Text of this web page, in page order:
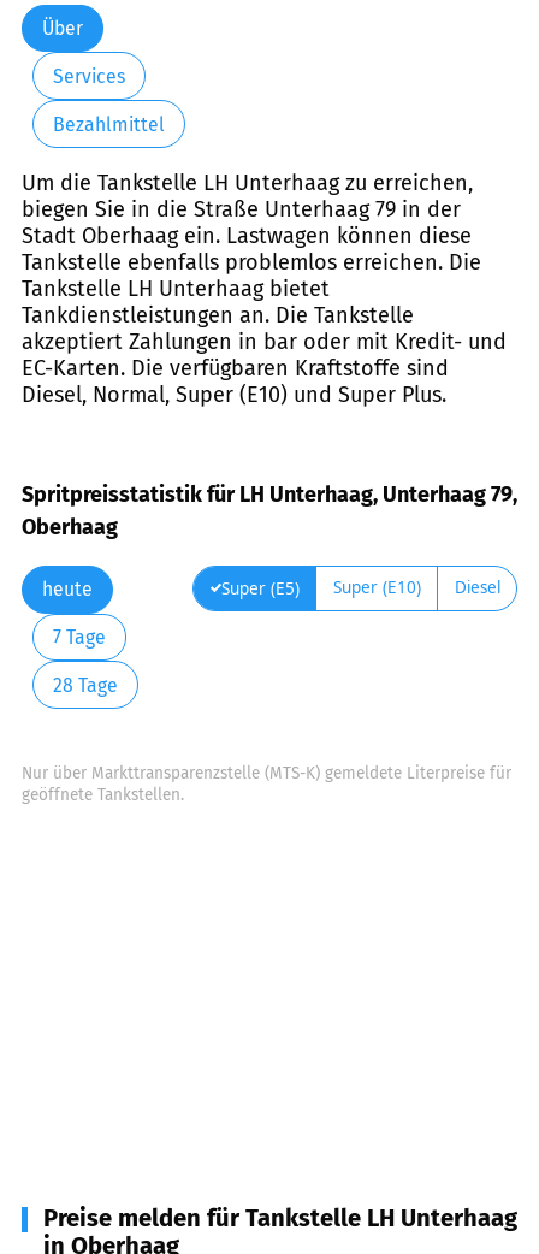
Über
Services
Bezahlmittel
Um die Tankstelle LH Unterhaag zu erreichen,
biegen Sie in die Straße Unterhaag 79 in der
Stadt Oberhaag ein. Lastwagen können diese
Tankstelle ebenfalls problemlos erreichen. Die
Tankstelle LH Unterhaag bietet
Tankdienstleistungen an. Die Tankstelle
akzeptiert Zahlungen in bar oder mit Kredit- und
EC-Karten. Die verfügbaren Kraftstoffe sind
Diesel, Normal, Super (E10) und Super Plus.
Spritpreisstatistik für LH Unterhaag, Unterhaag 79,
Oberhaag
heute
7 Tage
28 Tage
Super (E5) Super (E10) Diesel
Nur über Markttransparenzstelle (MTS-K) gemeldete Literpreise für
geöffnete Tankstellen.
Preise melden für Tankstelle LH Unterhaag
in Oberhaag